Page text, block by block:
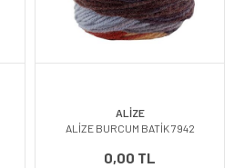
ALİZE
ALİZE BURCUM BATİK 7942
0,00 TL